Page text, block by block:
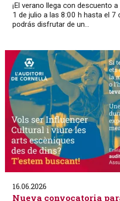
¡El verano llega con descuento
1 de julio a las 8:00 h hasta el 7
podrás disfrutar de un...
16.06.2026
Nueva convocatoria